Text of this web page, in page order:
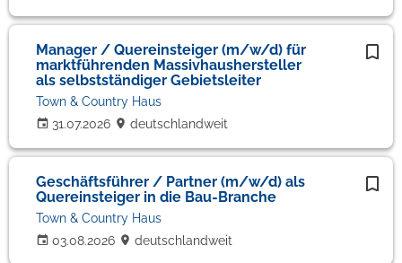
Manager / Quereinsteiger (m/w/d) für
marktführenden Massivhaushersteller
als selbstständiger Gebietsleiter
31.07.2026
Town & Country Haus
deutschlandweit
Geschäftsführer / Partner (m/w/d) als
Quereinsteiger in die Bau-Branche
03.08.2026
Town & Country Haus
deutschlandweit